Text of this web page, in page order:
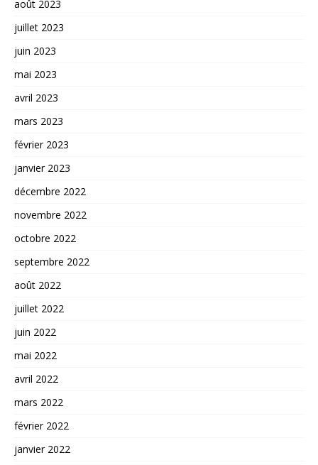
août 2023
juillet 2023
juin 2023
mai 2023
avril 2023
mars 2023
février 2023
janvier 2023
décembre 2022
novembre 2022
octobre 2022
septembre 2022
août 2022
juillet 2022
juin 2022
mai 2022
avril 2022
mars 2022
février 2022
janvier 2022